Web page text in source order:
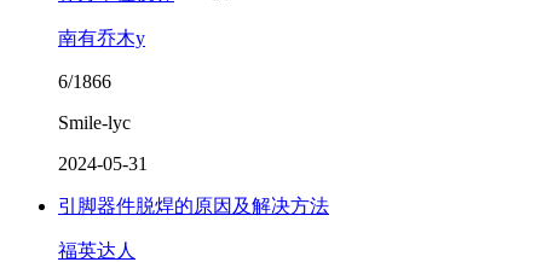
南有乔木y
6/1866
Smile-lyc
2024-05-31
引脚器件脱焊的原因及解决方法
福英达人